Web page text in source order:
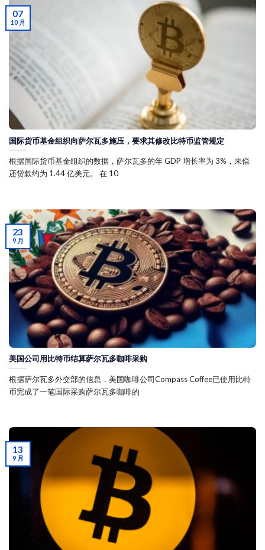
国际货币基金组织向萨尔瓦多施压，要求其修改比特币监管规定
根据国际货币基金组织的数据，萨尔瓦多的年 GDP 增长率为 3%，未偿
还贷款约为 1.44 亿美元。 在 10
07
10 月
美国公司用比特币结算萨尔瓦多咖啡采购
根据萨尔瓦多外交部的信息，美国咖啡公司Compass Coffee已使用比特
币完成了一笔国际采购萨尔瓦多咖啡的
23
9 月
13
9 月